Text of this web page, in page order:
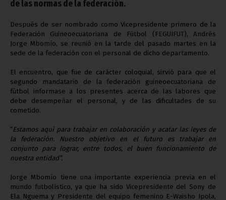
de las normas de la federación.
Después de ser nombrado como Vicepresidente primero de la
Federación Guineoecuatoriana de Fútbol (FEGUIFUT), Andrés
Jorge Mbomío, se reunió en la tarde del pasado martes en la
sede de la federación con el personal de dicho departamento.
El encuentro, que fue de carácter coloquial, sirvió para que el
segundo mandatario de la federación guineoecuatoriana de
fútbol informase a los presentes acerca de las labores que
debe desempeñar el personal, y de las dificultades de su
cometido.
“Estamos aquí para trabajar en colaboración y acatar las leyes de
la federación. Nuestro objetivo en el futuro es trabajar en
conjunto para lograr, entre todos, el buen funcionamiento de
nuestra entidad”.
Jorge Mbomío tiene una importante experiencia previa en el
mundo futbolístico, ya que ha sido Vicepresidente del Sony de
Ela Nguema y Presidente del equipo femenino E-Waisho Ipola,